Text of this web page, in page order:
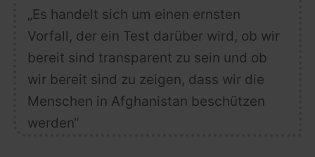
„Es handelt sich um einen ernsten
Vorfall, der ein Test darüber wird, ob wir
bereit sind transparent zu sein und ob
wir bereit sind zu zeigen, dass wir die
Menschen in Afghanistan beschützen
werden“